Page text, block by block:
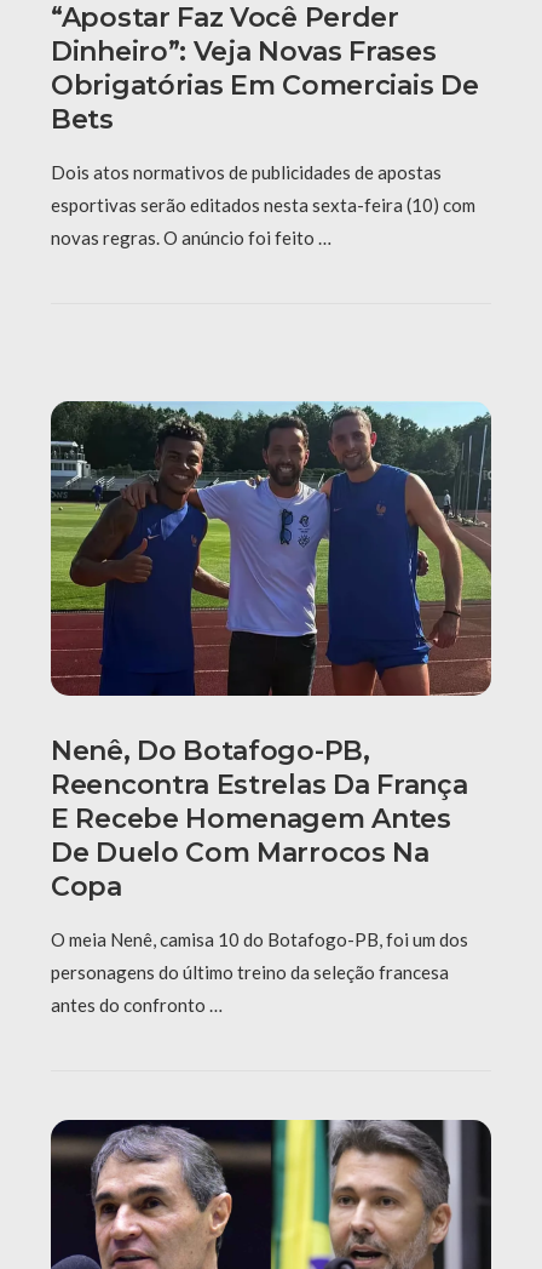
“Apostar Faz Você Perder
Dinheiro”: Veja Novas Frases
Obrigatórias Em Comerciais De
Bets
Dois atos normativos de publicidades de apostas
esportivas serão editados nesta sexta-feira (10) com
novas regras. O anúncio foi feito …
Nenê, Do Botafogo-PB,
Reencontra Estrelas Da França
E Recebe Homenagem Antes
De Duelo Com Marrocos Na
Copa
O meia Nenê, camisa 10 do Botafogo-PB, foi um dos
personagens do último treino da seleção francesa
antes do confronto …